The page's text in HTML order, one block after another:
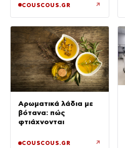
COUSCOUS.GR ↗
Αρωματικά λάδια με
βότανα: πώς
φτιάχνονται
COUSCOUS.GR ↗